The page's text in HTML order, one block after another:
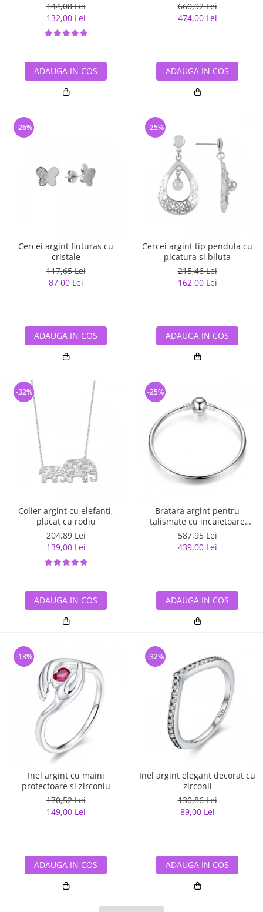
144,08 Lei
132,00 Lei
ADAUGA IN COS
660,92 Lei
474,00 Lei
ADAUGA IN COS
Cercei argint fluturas cu
cristale
117,65 Lei
87,00 Lei
-26%
ADAUGA IN COS
Cercei argint tip pendula cu
picatura si biluta
215,46 Lei
162,00 Lei
-25%
ADAUGA IN COS
Colier argint cu elefanti,
placat cu rodiu
204,89 Lei
139,00 Lei
-32%
ADAUGA IN COS
Bratara argint pentru
talismate cu incuietoare
sferica
587,95 Lei
439,00 Lei
-25%
ADAUGA IN COS
Inel argint cu maini
protectoare si zirconiu
170,52 Lei
149,00 Lei
-13%
ADAUGA IN COS
Inel argint elegant decorat cu
zirconii
130,86 Lei
89,00 Lei
-32%
ADAUGA IN COS